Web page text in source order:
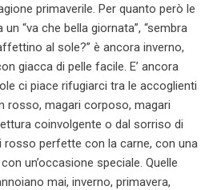
primaverile. Per quanto però le
“va che bella giornata”, “sembra
al sole?” è ancora inverno,
giacca di pelle facile. E’ ancora
ci piace rifugiarci tra le accoglienti
rosso, magari corposo, magari
coinvolgente o dal sorriso di
rosso perfette con la carne, con una
un’occasione speciale. Quelle
mai, inverno, primavera,